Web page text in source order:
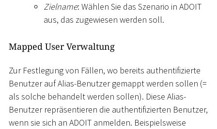
Zielname: Wählen Sie das Szenario in ADOIT
aus, das zugewiesen werden soll.
Mapped User Verwaltung
Zur Festlegung von Fällen, wo bereits authentifizierte
Benutzer auf Alias-Benutzer gemappt werden sollen (=
als solche behandelt werden sollen). Diese Alias-
Benutzer repräsentieren die authentifizierten Benutzer,
wenn sie sich an ADOIT anmelden. Beispielsweise